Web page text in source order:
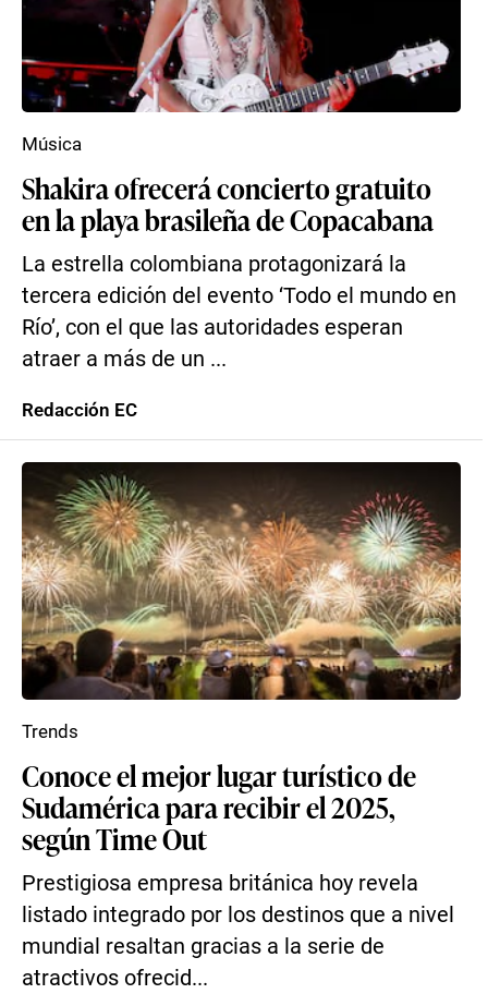
Shakira ofrecerá concierto gratuito
en la playa brasileña de Copacabana
La estrella colombiana protagonizará la
tercera edición del evento ‘Todo el mundo en
Río’, con el que las autoridades esperan
atraer a más de un ...
Música
Redacción EC
Conoce el mejor lugar turístico de
Sudamérica para recibir el 2025,
según Time Out
Prestigiosa empresa británica hoy revela
listado integrado por los destinos que a nivel
mundial resaltan gracias a la serie de
atractivos ofrecid...
Trends